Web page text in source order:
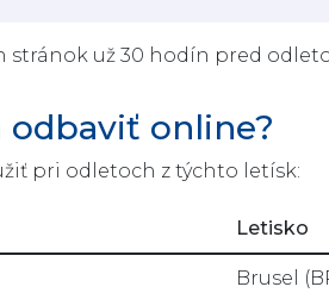
už 30 hodín pred
odbaviť online?
pri odletoch z týchto letísk:
Letisko
Brusel